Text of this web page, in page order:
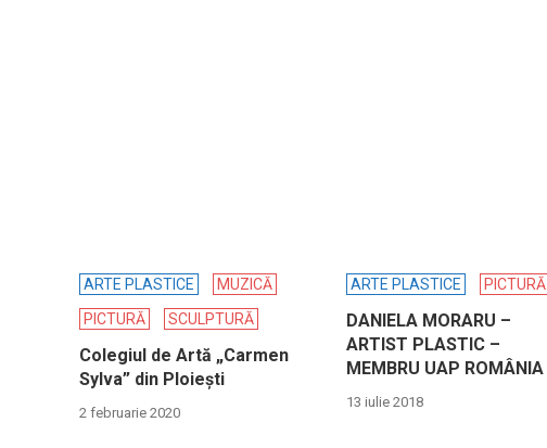
ARTE PLASTICE
MUZICĂ
PICTURĂ
SCULPTURĂ
Colegiul de Artă „Carmen
Sylva” din Ploieşti
2 februarie 2020
ARTE PLASTICE PICTURĂ
DANIELA MORARU –
ARTIST PLASTIC –
MEMBRU UAP ROMÂNIA
13 iulie 2018